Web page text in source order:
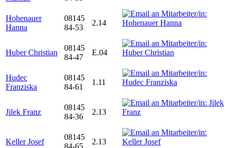
Hohenauer
Hanna
08145
84-53
2.14
Huber Christian
08145
84-47
E.04
Hudec
Franziska
08145
84-61
1.11
Jilek Franz
08145
84-36
2.13
Keller Josef
08145
2.13